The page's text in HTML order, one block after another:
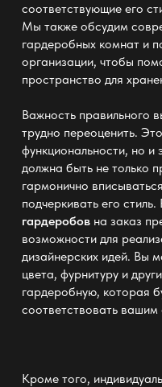
соответствующие его
Мы также обсудим
гардеробных комнат и
организации, чтобы
пространство для
Важность правильного
трудно переоценить.
функциональности, но и
должна быть не только
гармонично
подчеркивать его
гардеробовна заказ
возможности для
дизайнерских идей. Вы
цвета, фурнитуру и
гардеробную, которая
соответствовать
Кроме того,